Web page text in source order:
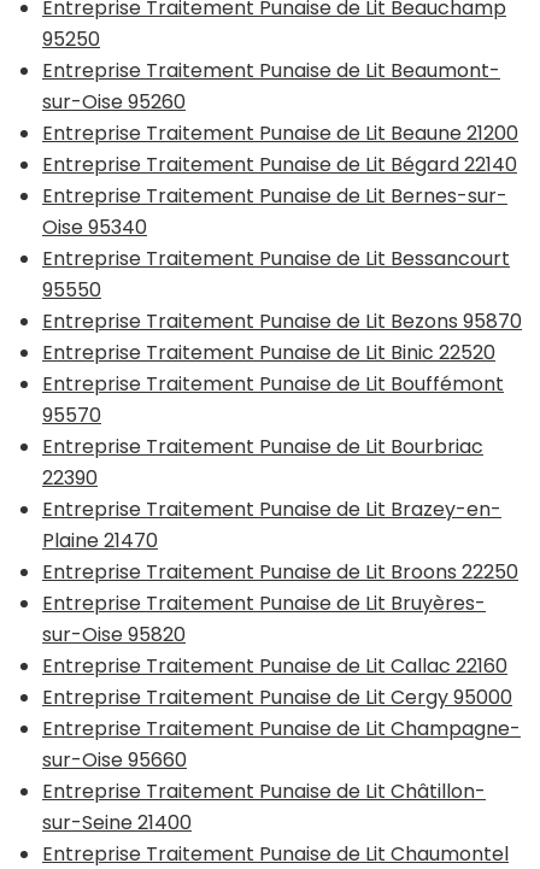
Entreprise Traitement Punaise de Lit Beauchamp
95250
Entreprise Traitement Punaise de Lit Beaumont-
sur-Oise 95260
Entreprise Traitement Punaise de Lit Beaune 21200
Entreprise Traitement Punaise de Lit Bégard 22140
Entreprise Traitement Punaise de Lit Bernes-sur-
Oise 95340
Entreprise Traitement Punaise de Lit Bessancourt
95550
Entreprise Traitement Punaise de Lit Bezons 95870
Entreprise Traitement Punaise de Lit Binic 22520
Entreprise Traitement Punaise de Lit Bouffémont
95570
Entreprise Traitement Punaise de Lit Bourbriac
22390
Entreprise Traitement Punaise de Lit Brazey-en-
Plaine 21470
Entreprise Traitement Punaise de Lit Broons 22250
Entreprise Traitement Punaise de Lit Bruyères-
sur-Oise 95820
Entreprise Traitement Punaise de Lit Callac 22160
Entreprise Traitement Punaise de Lit Cergy 95000
Entreprise Traitement Punaise de Lit Champagne-
sur-Oise 95660
Entreprise Traitement Punaise de Lit Châtillon-
sur-Seine 21400
Entreprise Traitement Punaise de Lit Chaumontel